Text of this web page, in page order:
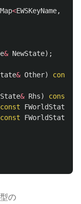
<EWSKeyName,
& NewState);
& Other) const
& Rhs) const
const FWorldState
const FWorldState
の